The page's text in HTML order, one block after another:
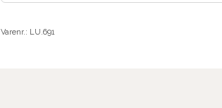
Varenr.: LU.691